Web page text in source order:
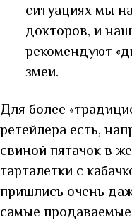
ситуациях мы
докторов, и
рекомендуют
змеи.
Для более
ретейлера есть,
свиной пятачок в
тарталетки с
пришлись очень
самые